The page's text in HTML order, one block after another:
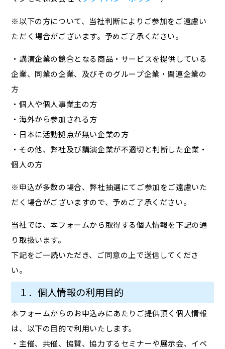
※以下の方について、当社判断によりご参加をご遠慮い
ただく場合がございます。予めご了承ください。
・講演企業の競合となる商品・サービスを提供している
企業、同業の企業、及びそのグループ企業・関連企業の
方
・個人や個人事業主の方
・海外から参加される方
・日本に活動拠点が無い企業の方
・その他、弊社及び講演企業が不適切と判断した企業・
個人の方
※申込が多数の場合、弊社抽選にてご参加をご遠慮いた
だく場合がございますので、予めご了承ください。
当社では、本フォームから取得する個人情報を下記の通
り取扱います。
下記をご一読いただき、ご同意の上で送信してくださ
い。
１．個人情報の利用目的
本フォームからのお申込みにあたりご提供頂く個人情報
は、以下の目的で利用いたします。
・主催、共催、協賛、協力するセミナーや展示会、イベ